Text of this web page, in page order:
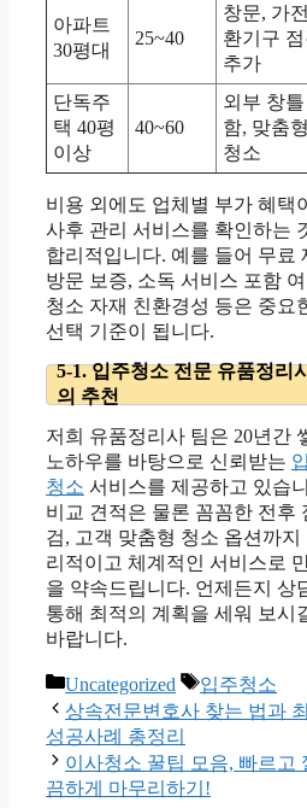
아파트
30평대
25~40
창문, 가
환기구 점
추가
단독주
택 40평
이상
40~60
외부 창틀
함, 맞춤형
청소
비용 외에도 업체별 부가 혜택
사후 관리 서비스를 확인하는
합리적입니다. 예를 들어 무료
방문 보증, 소독 서비스 포함
청소 자재 친환경성 등은 중요
선택 기준이 됩니다.
5-1. 입주청소 전문 유품정리
의 추천
저희 유품정리사 팀은 20년간
노하우를 바탕으로 신뢰받는
청소 서비스를 제공하고 있습
비교 견적은 물론 꼼꼼한 전후
검, 고객 맞춤형 청소 옵션까지
리적이고 체계적인 서비스로
을 약속드립니다. 언제든지 상
통해 최적의 계획을 세워 보시
바랍니다.
Categories
Uncategorized Tags
입주청소
상속전문변호사 찾는 법과
성공사례 총정리
이사청소 꿀팁 모음, 빠르고
끔하게 마무리하기!